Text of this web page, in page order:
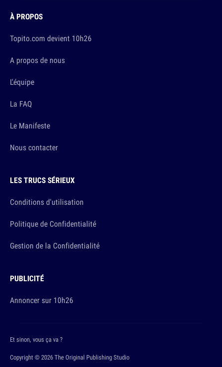
À PROPOS
Topito.com devient 10h26
A propos de nous
L'équipe
La FAQ
Le Manifeste
Nous contacter
LES TRUCS SÉRIEUX
Conditions d'utilisation
Politique de Confidentialité
Gestion de la Confidentialité
PUBLICITÉ
Annoncer sur 10h26
Copyright © 2026 The Original Publishing Studio
Et sinon, vous ça va ?